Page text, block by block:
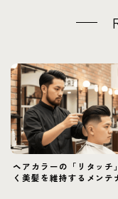
ヘアカラーの「リタッチ
く美髪を維持するメンテ